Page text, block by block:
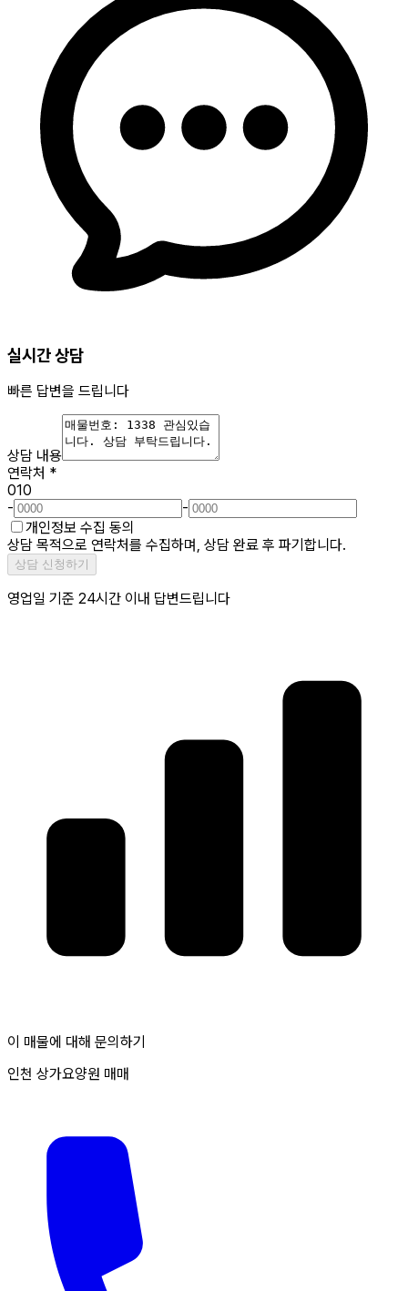
실시간 상담
빠른 답변을 드립니다
상담 내용
연락처 *
010
-
-
개인정보 수집 동의
상담 목적으로 연락처를 수집하며, 상담 완료 후 파기합니다.
상담 신청하기
영업일 기준 24시간 이내 답변드립니다
이 매물에 대해 문의하기
인천 상가요양원 매매